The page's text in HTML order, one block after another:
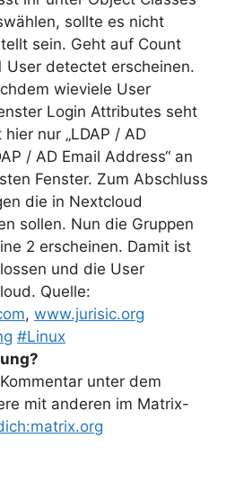
sollte es nicht
sein. Geht auf Count
User detectet erscheinen.
wieviele User
Login Attributes seht
nur „LDAP / AD
/ AD Email Address“ an
Fenster. Zum Abschluss
die in Nextcloud
sollen. Nun die Gruppen
2 erscheinen. Damit ist
und die User
Quelle:
, www.jurisic.org
#Linux
unter dem
mit anderen im Matrix-